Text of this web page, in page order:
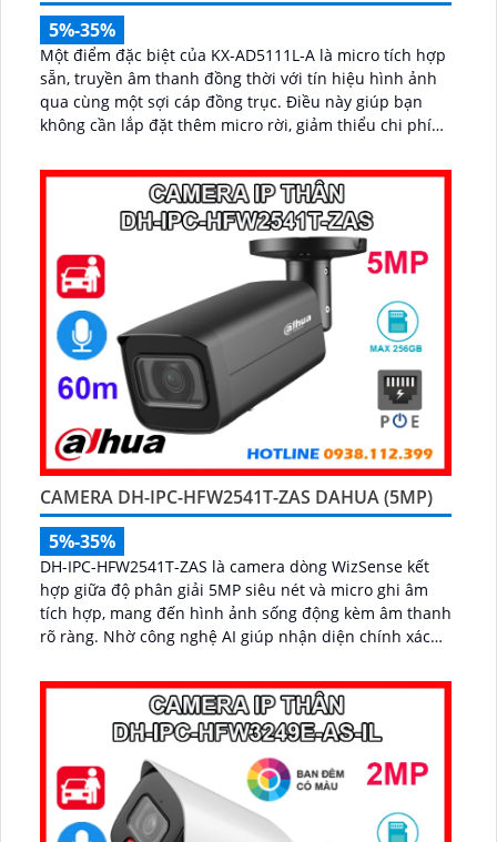
5%-35%
Một điểm đặc biệt của KX‑AD5111L‑A là micro tích hợp
sẵn, truyền âm thanh đồng thời với tín hiệu hình ảnh
qua cùng một sợi cáp đồng trục. Điều này giúp bạn
không cần lắp đặt thêm micro rời, giảm thiểu chi phí
CAMERA DH-IPC-HFW2541T-ZAS DAHUA (5MP)
5%-35%
DH-IPC-HFW2541T-ZAS là camera dòng WizSense kết
hợp giữa độ phân giải 5MP siêu nét và micro ghi âm
tích hợp, mang đến hình ảnh sống động kèm âm thanh
rõ ràng. Nhờ công nghệ AI giúp nhận diện chính xác
hiệu quả an ninh...